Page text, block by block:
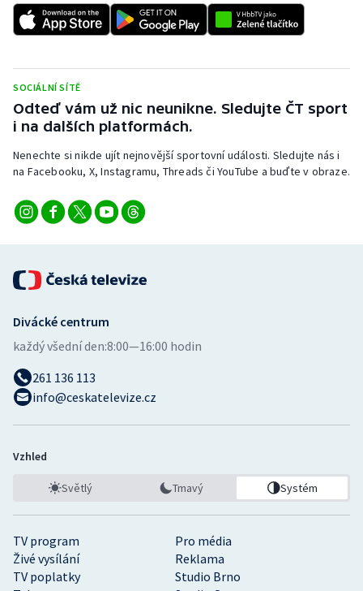
SOCIÁLNÍ SÍTĚ
Odteď vám už nic neunikne. Sledujte ČT sport
i na dalších platformách.
Nenechte si nikde ujít nejnovější sportovní události. Sledujte nás i
na Facebooku, X, Instagramu, Threads či YouTube a buďte v obraze.
TV program
Pro média
Živé vysílání
Reklama
TV poplatky
Studio Brno
Divácké centrum
každý všední den:8:00—16:00 hodin
261 136 113
info@ceskatelevize.cz
Vzhled
Světlý Tmavý Systém